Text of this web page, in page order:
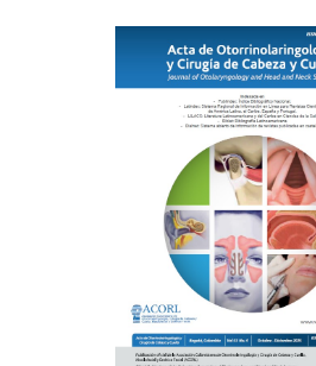
Barra
lateral
artículo